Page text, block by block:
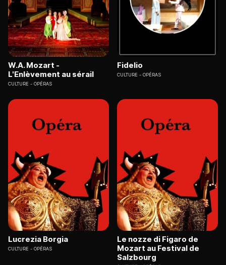
W.A. Mozart -
L'Enlèvement au sérail
CULTURE OPÉRAS
Fidelio
CULTURE OPÉRAS
Lucrezia Borgia
CULTURE OPÉRAS
Le nozze di Figaro de
Mozart au Festival de
Salzbourg